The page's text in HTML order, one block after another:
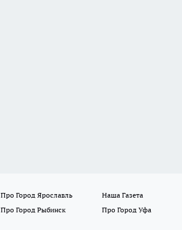
Про Город Ярославль Наша Газета
Про Город Рыбинск Про Город Уфа